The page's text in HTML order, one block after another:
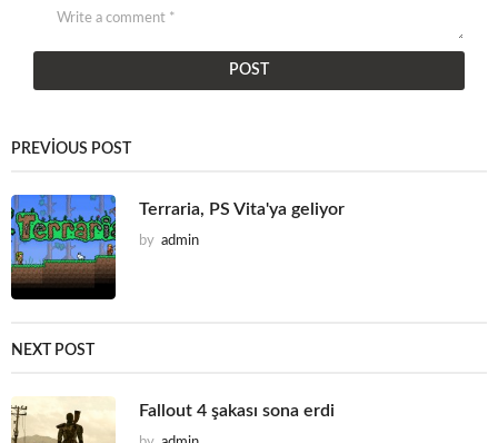
PREVIOUS POST
Terraria, PS Vita'ya geliyor
by admin
NEXT POST
Fallout 4 şakası sona erdi